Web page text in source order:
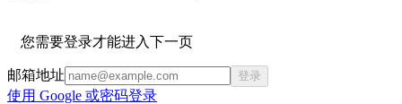
您需要登录才能进入下一页
邮箱地址 登录
使用 Google 或密码登录